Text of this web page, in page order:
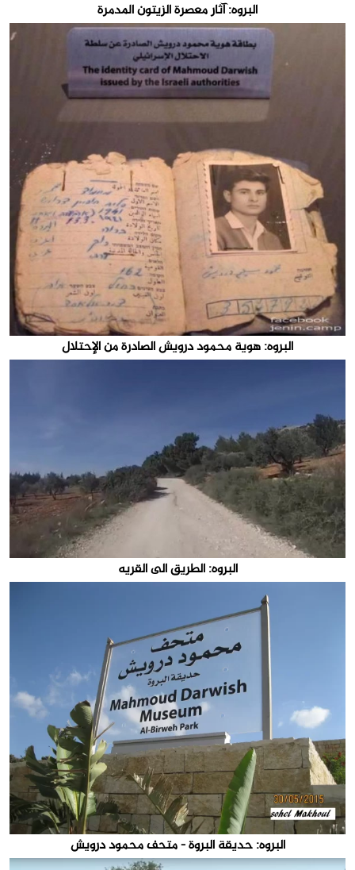
البروه: آثار معصرة الزيتون المدمرة
البروه: هوية محمود درويش الصادرة من الإحتلال
البروه: الطريق الى القريه
البروه: حديقة البروة - متحف محمود درويش